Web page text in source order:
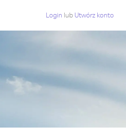
Login lub Utwórz konto